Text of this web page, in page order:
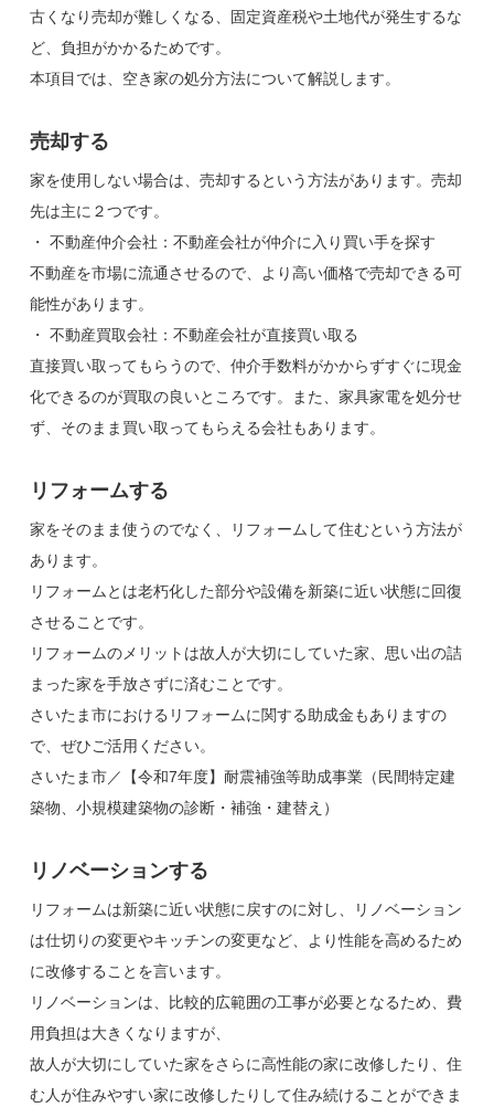
古くなり売却が難しくなる、固定資産税や土地代が発生するな
ど、負担がかかるためです。
本項目では、空き家の処分方法について解説します。
売却する
家を使用しない場合は、売却するという方法があります。売却
先は主に２つです。
・ 不動産仲介会社：不動産会社が仲介に入り買い手を探す
不動産を市場に流通させるので、より高い価格で売却できる可
能性があります。
・ 不動産買取会社：不動産会社が直接買い取る
直接買い取ってもらうので、仲介手数料がかからずすぐに現金
化できるのが買取の良いところです。また、家具家電を処分せ
ず、そのまま買い取ってもらえる会社もあります。
リフォームする
家をそのまま使うのでなく、リフォームして住むという方法が
あります。
リフォームとは老朽化した部分や設備を新築に近い状態に回復
させることです。
リフォームのメリットは故人が大切にしていた家、思い出の詰
まった家を手放さずに済むことです。
さいたま市におけるリフォームに関する助成金もありますの
で、ぜひご活用ください。
さいたま市／【令和7年度】耐震補強等助成事業（民間特定建
築物、小規模建築物の診断・補強・建替え）
リノベーションする
リフォームは新築に近い状態に戻すのに対し、リノベーション
は仕切りの変更やキッチンの変更など、より性能を高めるため
に改修することを言います。
リノベーションは、比較的広範囲の工事が必要となるため、費
用負担は大きくなりますが、
故人が大切にしていた家をさらに高性能の家に改修したり、住
む人が住みやすい家に改修したりして住み続けることができま